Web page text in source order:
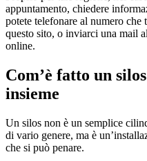
appuntamento, chiedere
potete telefonare al numero
questo sito, o inviarci una mail
online.
Com’è fatto un
insieme
Un silos non è un semplice
di vario genere, ma è
che si può penare.